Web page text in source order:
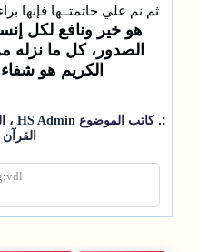
ثم نم علي خاتمتــها فإنها
هو خير ونافع لكل
الصدور، كل ما نزله
الكريم هو
:. كاتب الموضوع HS Admin ،